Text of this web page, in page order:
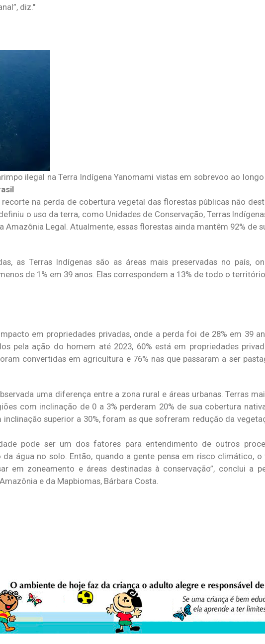
diz.
ilegal na Terra Indígena Yanomami vistas em sobrevoo ao
na perda de cobertura vegetal das florestas públicas não
o uso da terra, como Unidades de Conservação, Terras
Amazônia Legal. Atualmente, essas florestas ainda mantêm 92% de
as Terras Indígenas são as áreas mais preservadas no país,
de 1% em 39 anos. Elas correspondem a 13% de todo o
em propriedades privadas, onde a perda foi de 28% em 39
pela ação do homem até 2023, 60% está em propriedades
convertidas em agricultura e 76% nas que passaram a ser
uma diferença entre a zona rural e áreas urbanas. Terras
com inclinação de 0 a 3% perderam 20% de sua cobertura
inclinação superior a 30%, foram as que sofreram redução da
pode ser um dos fatores para entendimento de outros
água no solo. Então, quando a gente pensa em risco climático,
em zoneamento e áreas destinadas à conservação”, conclui a
e da Mapbiomas, Bárbara Costa.